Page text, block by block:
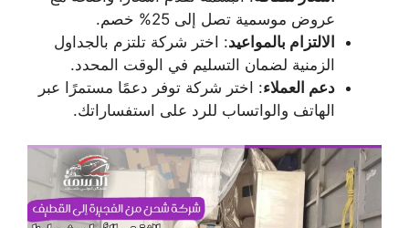
عروض موسمية تصل إلى 25% خصم.
الالتزام بالمواعيد: اختر شركة تلتزم بالجداول
الزمنية لضمان التسليم في الوقت المحدد.
دعم العملاء: اختر شركة توفر دعمًا مستمرًا عبر
الهاتف والواتساب للرد على استفساراتك.